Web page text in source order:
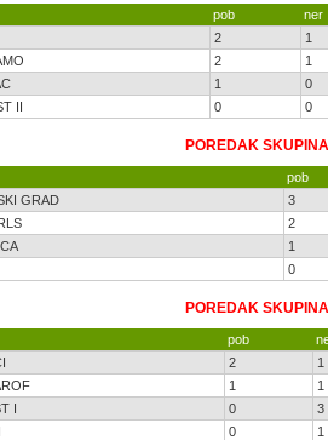
pob
ner
2
1
2
1
1
0
II 0 0
POREDAK
pob
GRAD
3
2
1
0
POREDAK
pob
2
1
1
1
I 0
3
0 1